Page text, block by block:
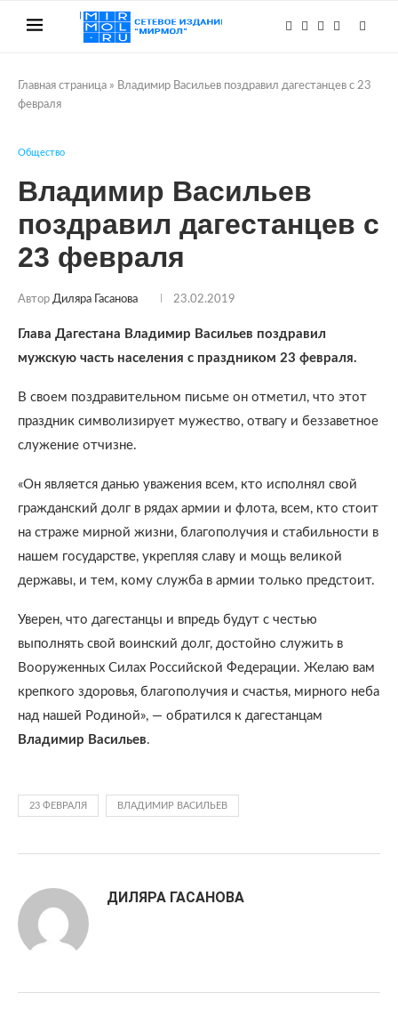
Главная страница » Владимир Васильев поздравил дагестанцев с 23
февраля
Общество
Владимир Васильев
поздравил дагестанцев с
23 февраля
Автор Диляра Гасанова 23.02.2019
Глава Дагестана Владимир Васильев поздравил
мужскую часть населения с праздником 23 февраля.
В своем поздравительном письме он отметил, что этот
праздник символизирует мужество, отвагу и беззаветное
служение отчизне.
«Он является данью уважения всем, кто исполнял свой
гражданский долг в рядах армии и флота, всем, кто стоит
на страже мирной жизни, благополучия и стабильности в
нашем государстве, укрепляя славу и мощь великой
державы, и тем, кому служба в армии только предстоит.
Уверен, что дагестанцы и впредь будут с честью
выполнять свой воинский долг, достойно служить в
Вооруженных Силах Российской Федерации. Желаю вам
крепкого здоровья, благополучия и счастья, мирного неба
над нашей Родиной», — обратился к дагестанцам
Владимир Васильев.
23 ФЕВРАЛЯ ВЛАДИМИР ВАСИЛЬЕВ
ДИЛЯРА ГАСАНОВА